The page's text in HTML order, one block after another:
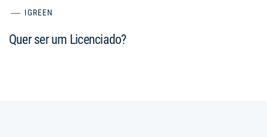
IGREEN
Quer ser um Licenciado?